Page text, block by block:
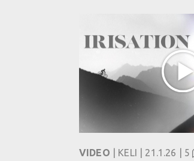
VIDEO | KELI | 21.1.26 | 5